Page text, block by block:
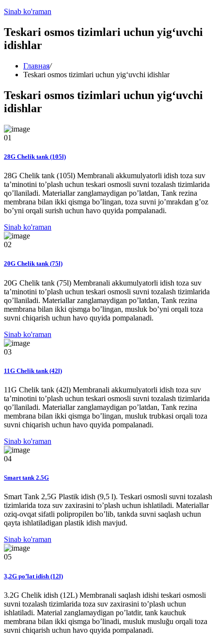
Sinab ko'raman
Teskari osmos tizimlari uchun yig‘uvchi
idishlar
Главная/
Teskari osmos tizimlari uchun yig‘uvchi idishlar
Teskari osmos tizimlari uchun yig‘uvchi
idishlar
01
28G Chelik tank (105l)
28G Chelik tank (105l) Membranali akkumulyatorli idish toza suv
ta’minotini to’plash uchun teskari osmosli suvni tozalash tizimlarida
qo’llaniladi. Materiallar zanglamaydigan po’latdan, Tank rezina
membrana bilan ikki qismga bo’lingan, toza suvni jo’mrakdan g’oz
bo’yni orqali surish uchun havo quyida pompalanadi.
Sinab ko'raman
02
20G Chelik tank (75l)
20G Chelik tank (75l) Membranali akkumulyatorli idish toza suv
ta’minotini to’plash uchun teskari osmosli suvni tozalash tizimlarida
qo’llaniladi. Materiallar zanglamaydigan po’latdan, Tank rezina
membrana bilan ikki qismga bo’lingan, musluk bo’yni orqali toza
suvni chiqarish uchun havo quyida pompalanadi.
Sinab ko'raman
03
11G Chelik tank (42l)
11G Chelik tank (42l) Membranali akkumulyatorli idish toza suv
ta’minotini to’plash uchun teskari osmosli suvni tozalash tizimlarida
qo’llaniladi. Materiallar zanglamaydigan po’latdan, Tank rezina
membrana bilan ikki qismga bo’lingan, musluk trubkasi orqali toza
suvni chiqarish uchun havo quyida pompalanadi.
Sinab ko'raman
04
Smart tank 2.5G
Smart Tank 2,5G Plastik idish (9,5 l). Teskari osmosli suvni tozalash
tizimlarida toza suv zaxirasini to’plash uchun ishlatiladi. Materiallar
oziq-ovqat sifatli polipropilen bo’lib, tankda suvni saqlash uchun
qayta ishlatiladigan plastik idish mavjud.
Sinab ko'raman
05
3,2G po’lat idish (12l)
3.2G Chelik idish (12L) Membranali saqlash idishi teskari osmosli
suvni tozalash tizimlarida toza suv zaxirasini to’plash uchun
ishlatiladi. Material zanglamaydigan po’latdir, tank kauchuk
membrana bilan ikki qismga bo’linadi, musluk musluğu orqali toza
suvni chiqarish uchun havo quyida pompalanadi.